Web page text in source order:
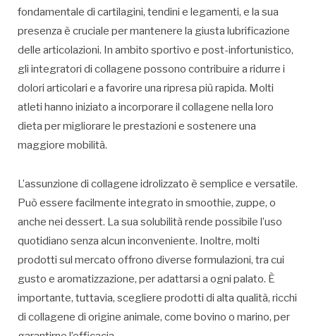
fondamentale di cartilagini, tendini e legamenti, e la sua
presenza è cruciale per mantenere la giusta lubrificazione
delle articolazioni. In ambito sportivo e post-infortunistico,
gli integratori di collagene possono contribuire a ridurre i
dolori articolari e a favorire una ripresa più rapida. Molti
atleti hanno iniziato a incorporare il collagene nella loro
dieta per migliorare le prestazioni e sostenere una
maggiore mobilità.
L’assunzione di collagene idrolizzato è semplice e versatile.
Può essere facilmente integrato in smoothie, zuppe, o
anche nei dessert. La sua solubilità rende possibile l’uso
quotidiano senza alcun inconveniente. Inoltre, molti
prodotti sul mercato offrono diverse formulazioni, tra cui
gusto e aromatizzazione, per adattarsi a ogni palato. È
importante, tuttavia, scegliere prodotti di alta qualità, ricchi
di collagene di origine animale, come bovino o marino, per